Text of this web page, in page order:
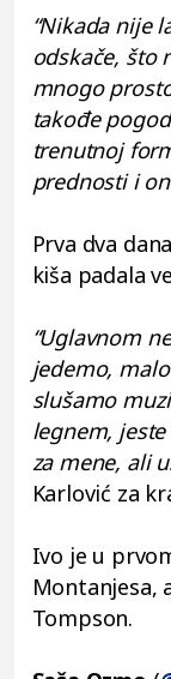
“Nikada nije
odskače, što
mnogo
takođe
trenutnoj
prednosti i
Prva dva
kiša padala
“Uglavnom
jedemo,
slušamo
legnem,
za mene, ali
Karlović za
Ivo je u
Montanjesa,
Tompson.